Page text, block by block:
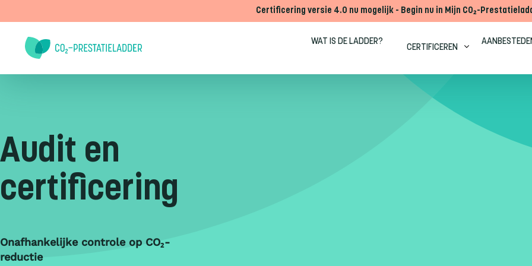
Certificering versie 4.0 nu mogelijk - Begin nu in Mijn CO₂-
WAT IS DE LADDER?
CERTIFICEREN
Audit en
certificering
Onafhankelijke controle op CO₂-
reductie